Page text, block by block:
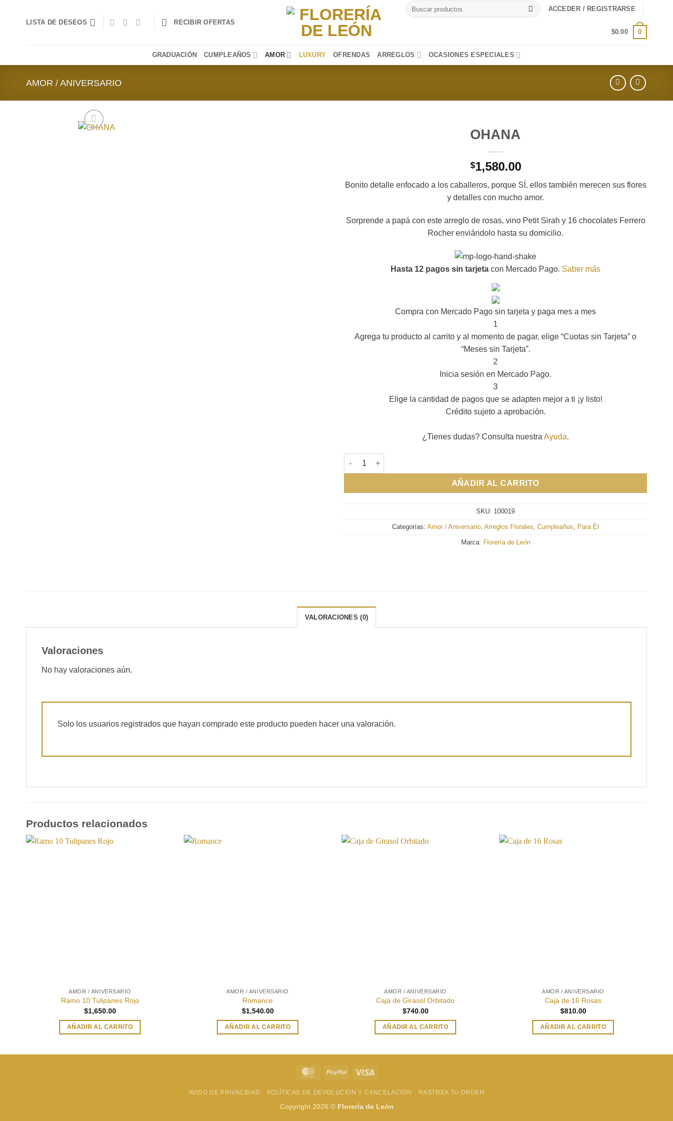
LISTA DE DESEOS RECIBIR OFERTAS
Buscar
por:
ACCEDER / REGISTRARSE
$0.00 0
GRADUACIÓN CUMPLEAÑOS AMOR LUXURY OFRENDAS ARREGLOS OCASIONES ESPECIALES
AMOR / ANIVERSARIO
OHANA
$1,580.00
Bonito detalle enfocado a los caballeros, porque SÍ, ellos también merecen sus flores
y detalles con mucho amor.
Sorprende a papá con este arreglo de rosas, vino Petit Sirah y 16 chocolates Ferrero
Rocher enviándolo hasta su domicilio.
Hasta 12 pagos sin tarjeta con Mercado Pago. Saber más
Compra con Mercado Pago sin tarjeta y paga mes a mes
1
Agrega tu producto al carrito y al momento de pagar, elige “Cuotas sin Tarjeta” o
“Meses sin Tarjeta”.
2
Inicia sesión en Mercado Pago.
3
Elige la cantidad de pagos que se adapten mejor a ti ¡y listo!
Crédito sujeto a aprobación.
¿Tienes dudas? Consulta nuestra Ayuda.
OHANA cantidad
AÑADIR AL CARRITO
SKU: 100019
Categorías: Amor / Aniversario Arreglos Florales Cumpleaños Para Él
Marca: Florería de León
VALORACIONES (0)
Valoraciones
No hay valoraciones aún.
Solo los usuarios registrados que hayan comprado este producto pueden hacer una valoración.
Productos relacionados
AMOR / ANIVERSARIO
Ramo 10 Tulipanes Rojo
$1,650.00
AÑADIR AL CARRITO
AMOR / ANIVERSARIO
Romance
$1,540.00
AÑADIR AL CARRITO
AMOR / ANIVERSARIO
Caja de Girasol Orbitado
$740.00
AÑADIR AL CARRITO
AMOR / ANIVERSARIO
Caja de 16 Rosas
$810.00
AÑADIR AL CARRITO
MasterCardPayPal
AVISO DE PRIVACIDAD POLÍTICAS DE DEVOLUCIÓN Y CANCELACIÓN RASTREA TU ORDEN
Copyright 2026 © Florería de León